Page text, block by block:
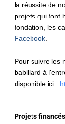
la réussite de
projets qui font
fondation, les
Facebook.
Pour suivre les
babillard à
disponible ici :
Projets